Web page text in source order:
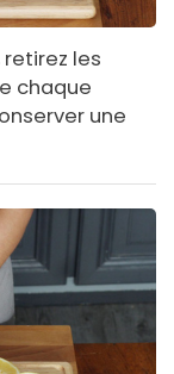
les
chaque
une